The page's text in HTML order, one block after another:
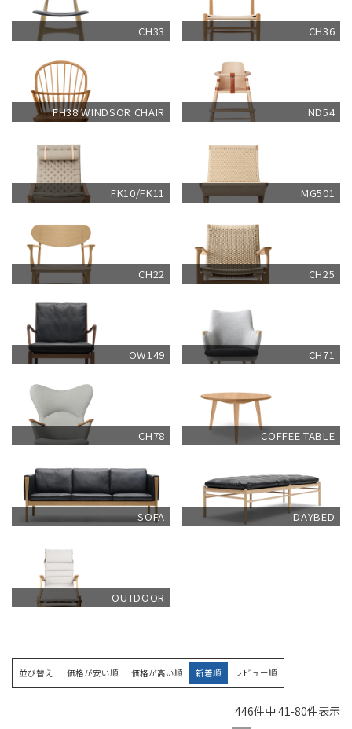
CH33 CH36
FH38 WINDSOR CHAIR ND54
FK10/FK11 MG501
CH22 CH25
OW149 CH71
CH78 COFFEE TABLE
SOFA DAYBED
OUTDOOR
並び替え 価格が安い順 価格が高い順 新着順 レビュー順
446件中 41-80件表示